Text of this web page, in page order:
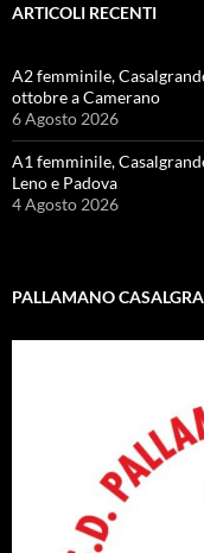
ARTICOLI RECENTI
A2 femminile,
ottobre a Camerano
6 Agosto 2026
A1 femminile,
Leno e Padova
4 Agosto 2026
PALLAMANO